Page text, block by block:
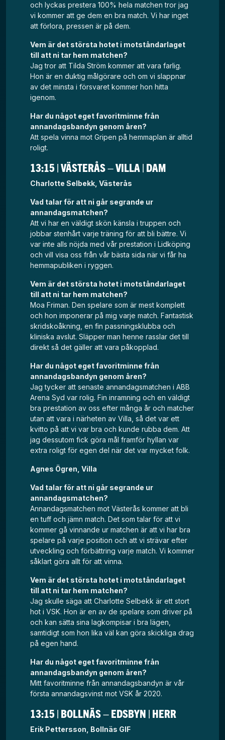
och lyckas prestera 100% hela matchen tror jag
vi kommer att ge dem en bra match. Vi har inget
att förlora, pressen är på dem.
Vem är det största hotet i motståndarlaget
till att ni tar hem matchen?
Jag tror att Tilda Ström kommer att vara farlig.
Hon är en duktig målgörare och om vi slappnar
av det minsta i försvaret kommer hon hitta
igenom.
Har du något eget favoritminne från
annandagsbandyn genom åren?
Att spela vinna mot Gripen på hemmaplan är alltid
roligt.
13:15 | VÄSTERÅS – VILLA | DAM
Charlotte Selbekk, Västerås
Vad talar för att ni går segrande ur
annandagsmatchen?
Att vi har en väldigt skön känsla i truppen och
jobbar stenhårt varje träning för att bli bättre. Vi
var inte alls nöjda med vår prestation i Lidköping
och vill visa oss från vår bästa sida när vi får ha
hemmapubliken i ryggen.
Vem är det största hotet i motståndarlaget
till att ni tar hem matchen?
Moa Friman. Den spelare som är mest komplett
och hon imponerar på mig varje match. Fantastisk
skridskoåkning, en fin passningsklubba och
kliniska avslut. Släpper man henne rasslar det till
direkt så det gäller att vara påkopplad.
Har du något eget favoritminne från
annandagsbandyn genom åren?
Jag tycker att senaste annandagsmatchen i ABB
Arena Syd var rolig. Fin inramning och en väldigt
bra prestation av oss efter många år och matcher
utan att vara i närheten av Villa, så det var ett
kvitto på att vi var bra och kunde rubba dem. Att
jag dessutom fick göra mål framför hyllan var
extra roligt för egen del när det var mycket folk.
Agnes Ögren, Villa
Vad talar för att ni går segrande ur
annandagsmatchen?
Annandagsmatchen mot Västerås kommer att bli
en tuff och jämn match. Det som talar för att vi
kommer gå vinnande ur matchen är att vi har bra
spelare på varje position och att vi strävar efter
utveckling och förbättring varje match. Vi kommer
såklart göra allt för att vinna.
Vem är det största hotet i motståndarlaget
till att ni tar hem matchen?
Jag skulle säga att Charlotte Selbekk är ett stort
hot i VSK. Hon är en av de spelare som driver på
och kan sätta sina lagkompisar i bra lägen,
samtidigt som hon lika väl kan göra skickliga drag
på egen hand.
Har du något eget favoritminne från
annandagsbandyn genom åren?
Mitt favoritminne från annandagsbandyn är vår
första annandagsvinst mot VSK år 2020.
13:15 | BOLLNÄS – EDSBYN | HERR
Erik Pettersson, Bollnäs GIF